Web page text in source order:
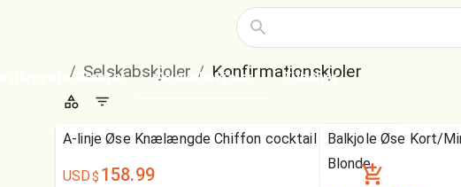
Brylluppets Gæster Selskabskjoler Tilbehør
/ Selskabskjoler / Konfirmationskjoler
A-linje Øse Knælængde Chiffon cocktail Kjole
USD$ 158.99
Balkjole Øse Kort/
Blonde